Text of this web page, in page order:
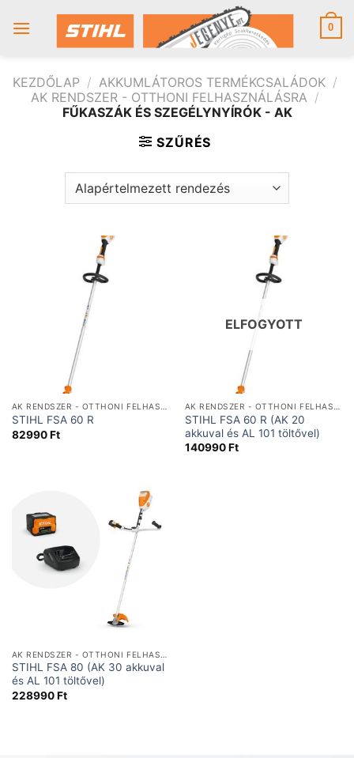
0
KEZDŐLAP / AKKUMLÁTOROS TERMÉKCSALÁDOK /
AK RENDSZER - OTTHONI FELHASZNÁLÁSRA /
FŰKASZÁK ÉS SZEGÉLYNYÍRÓK - AK
SZŰRÉS
STIHL FSA 60 R
82990Ft
ELFOGYOTT
STIHL FSA 60 R (AK 20
akkuval és AL 101 töltővel)
140990Ft
STIHL FSA 80 (AK 30 akkuval
és AL 101 töltővel)
228990Ft